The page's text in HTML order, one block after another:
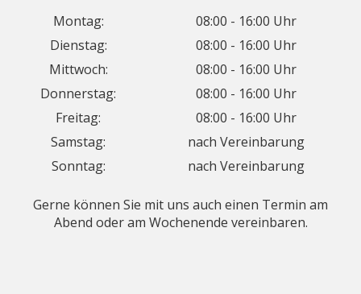
Montag:
08:00 - 16:00 Uhr
Dienstag:
08:00 - 16:00 Uhr
Mittwoch:
08:00 - 16:00 Uhr
Donnerstag:
08:00 - 16:00 Uhr
Freitag:
08:00 - 16:00 Uhr
Samstag:
nach Vereinbarung
Sonntag:
nach Vereinbarung
Gerne können Sie mit uns auch einen Termin am
Abend oder am Wochenende vereinbaren.